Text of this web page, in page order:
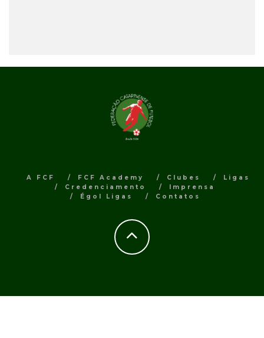
A FCF FCF Academy Clubes
Ligas
Credenciamento
Imprensa
Égol Ligas
Contatos